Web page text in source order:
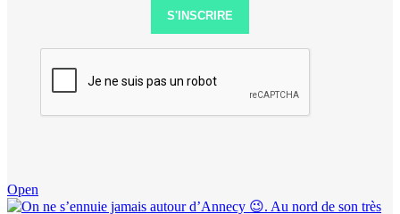
S'INSCRIRE
Open